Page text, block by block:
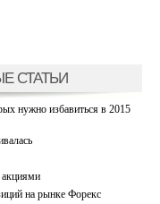
СТАТЬИ
нужно избавиться в 2015
на рынке Форекс